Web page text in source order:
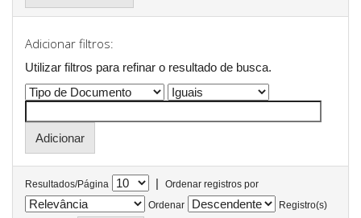
Adicionar filtros:
Utilizar filtros para refinar o resultado de busca.
Resultados/Página |
Ordenar registros por
Ordenar
Registro(s)